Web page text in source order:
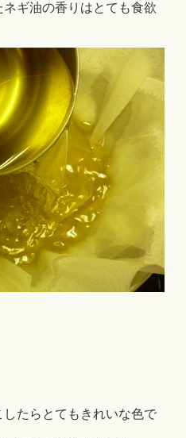
ギ油の香りはとても食欲
たらとてもきれいな色で